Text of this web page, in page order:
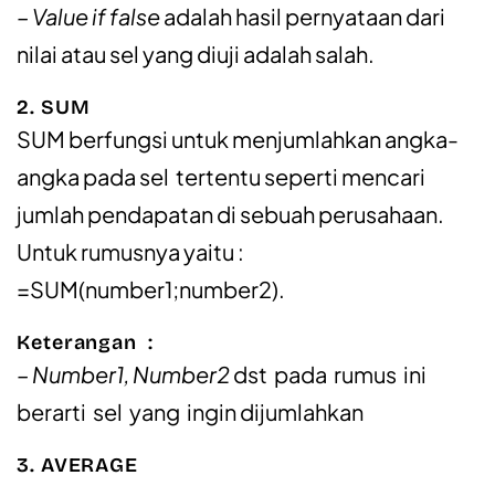
– Value if falseadalah hasil pernyataan dari
nilai atau sel yang diuji adalah salah.
2. SUM
SUM berfungsi untuk menjumlahkan angka-
angka pada sel tertentu seperti mencari
jumlah pendapatan di sebuah perusahaan.
Untuk rumusnya yaitu :
=SUM(number1;number2).
Keterangan :
– Number1, Number2dst pada rumus ini
berarti sel yang ingin dijumlahkan
3. AVERAGE